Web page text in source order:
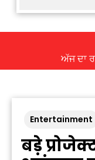
ਅੱਜ ਦਾ
Entertainment
बड़े